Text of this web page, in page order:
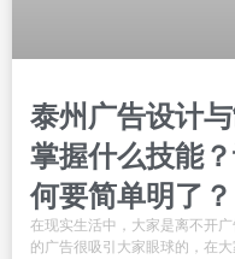
泰州广告设计
掌握什么技能
何要简单明了？
在现实生活中，大家是离不开
的广告很吸引大家眼球的，在